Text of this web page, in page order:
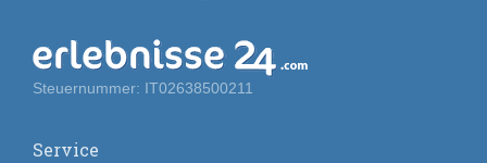
Steuernummer: IT02638500211
Service